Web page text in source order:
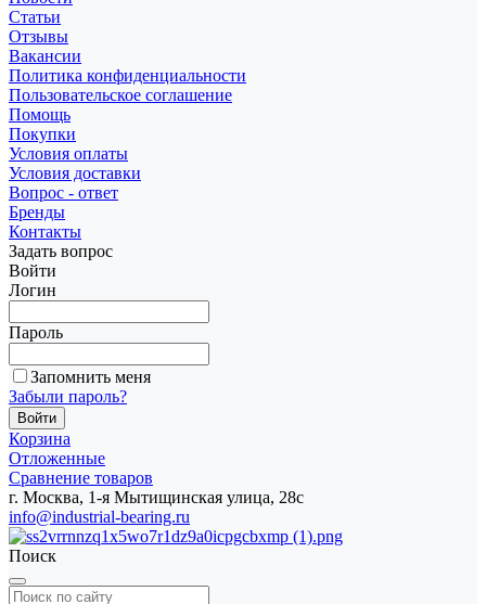
Статьи
Отзывы
Вакансии
Политика конфиденциальности
Пользовательское соглашение
Помощь
Покупки
Условия оплаты
Условия доставки
Вопрос - ответ
Бренды
Контакты
Задать вопрос
Войти
Логин
Пароль
Запомнить меня
Забыли пароль?
Корзина
Отложенные
Сравнение товаров
г. Москва, 1-я Мытищинская улица, 28с
info@industrial-bearing.ru
Поиск